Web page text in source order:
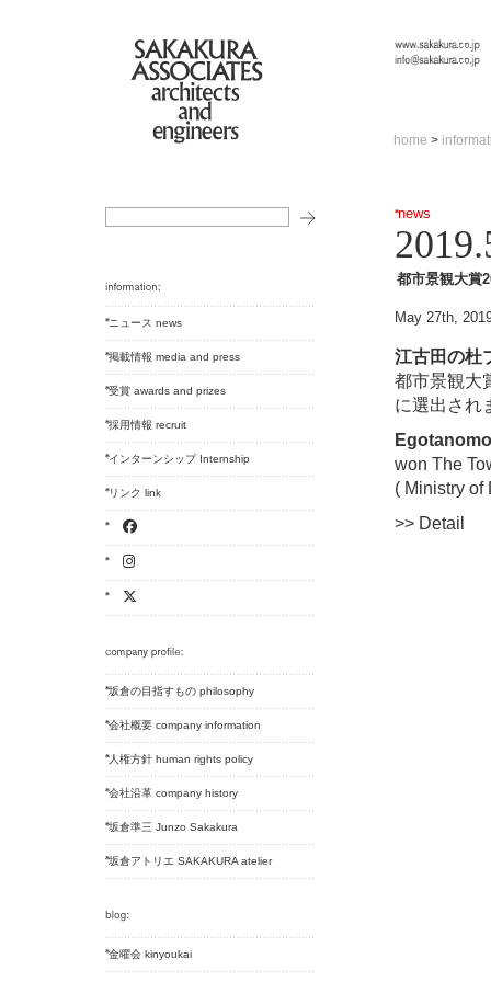
home >
ニュース news
掲載情報 media and press
受賞 awards and prizes
採用情報 recruit
インターンシップ Internship
リンク link
坂倉の目指すもの philosophy
会社概要 company information
人権方針 human rights policy
会社沿革 company history
坂倉準三 Junzo Sakakura
坂倉アトリエ SAKAKURA atelier
金曜会 kinyoukai
news
都市景観大賞
May 27th,
江古田の杜
都市景観大
に選出され
won The
( Ministry of
>> Detail